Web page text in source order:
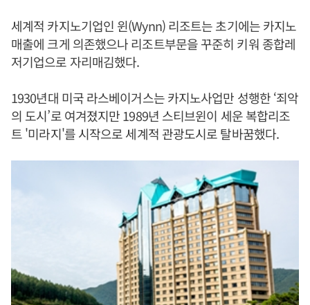
세계적 카지노기업인 윈(Wynn) 리조트는 초기에는 카지노
매출에 크게 의존했으나 리조트부문을 꾸준히 키워 종합레
저기업으로 자리매김했다.
1930년대 미국 라스베이거스는 카지노사업만 성행한 ‘죄악
의 도시’로 여겨졌지만 1989년 스티브윈이 세운 복합리조
트 '미라지'를 시작으로 세계적 관광도시로 탈바꿈했다.